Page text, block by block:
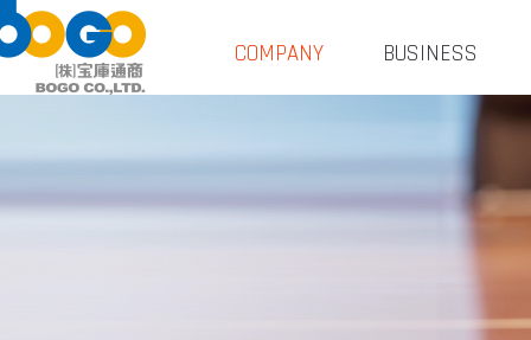
COMPANY BUSINESS